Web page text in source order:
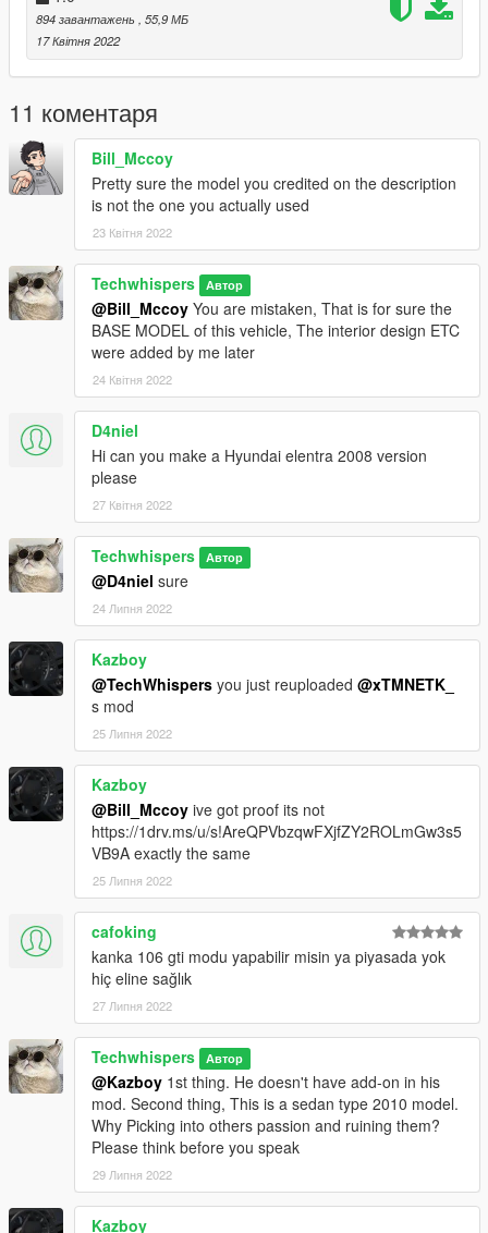
--------------------------------------------------------------------------------
------------------------------
894 завантажень
, 55,9 МБ
17 Квітня 2022
11 коментаря
Bill_Mccoy
Pretty sure the model you credited on the description
is not the one you actually used
23 Квітня 2022
Techwhispers Автор
@Bill_Mccoy You are mistaken, That is for sure the
BASE MODEL of this vehicle, The interior design ETC
were added by me later
24 Квітня 2022
D4niel
Hi can you make a Hyundai elentra 2008 version
please
27 Квітня 2022
Techwhispers Автор
@D4niel sure
24 Липня 2022
Kazboy
@TechWhispers you just reuploaded @xTMNETK_
s mod
25 Липня 2022
Kazboy
@Bill_Mccoy ive got proof its not
https://1drv.ms/u/s!AreQPVbzqwFXjfZY2ROLmGw3s5
VB9A exactly the same
25 Липня 2022
cafoking
kanka 106 gti modu yapabilir misin ya piyasada yok
hiç eline sağlık
27 Липня 2022
Techwhispers Автор
@Kazboy 1st thing. He doesn't have add-on in his
mod. Second thing, This is a sedan type 2010 model.
Why Picking into others passion and ruining them?
Please think before you speak
29 Липня 2022
Kazboy